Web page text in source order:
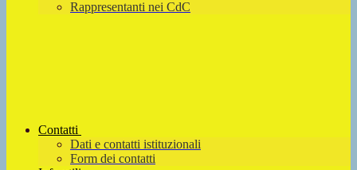
Rappresentanti nei CdC
Contatti
Dati e contatti istituzionali
Form dei contatti